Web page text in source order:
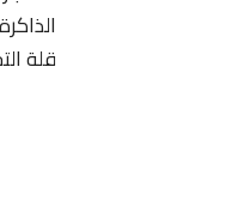
قلة